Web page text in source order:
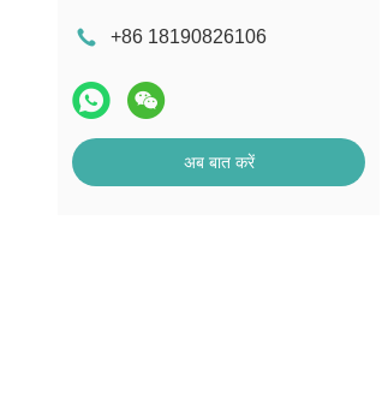
+86 18190826106
अब बात करें